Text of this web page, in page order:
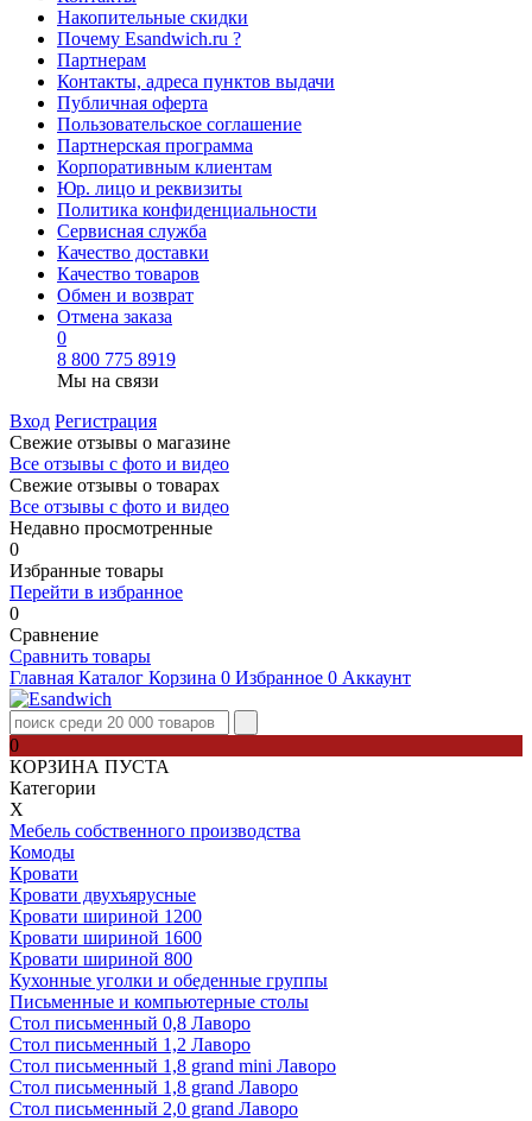
Накопительные скидки
Почему Esandwich.ru ?
Партнерам
Контакты, адреса пунктов выдачи
Публичная оферта
Пользовательское соглашение
Партнерская программа
Корпоративным клиентам
Юр. лицо и реквизиты
Политика конфиденциальности
Сервисная служба
Качество доставки
Качество товаров
Обмен и возврат
Отмена заказа
0
8 800 775 8919
Мы на связи
Вход Регистрация
Свежие отзывы о магазине
Все отзывы с фото и видео
Свежие отзывы о товарах
Все отзывы c фото и видео
Недавно просмотренные
0
Избранные товары
Перейти в избранное
0
Сравнение
Сравнить товары
Главная Каталог Корзина 0 Избранное 0 Аккаунт
0
КОРЗИНА ПУСТА
Категории
Х
Мебель собственного производства
Комоды
Кровати
Кровати двухъярусные
Кровати шириной 1200
Кровати шириной 1600
Кровати шириной 800
Кухонные уголки и обеденные группы
Письменные и компьютерные столы
Стол письменный 0,8 Лаворо
Стол письменный 1,2 Лаворо
Стол письменный 1,8 grand mini Лаворо
Стол письменный 1,8 grand Лаворо
Стол письменный 2,0 grand Лаворо